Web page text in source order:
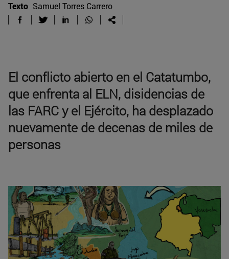
Texto Samuel Torres Carrero
El conflicto abierto en el Catatumbo,
que enfrenta al ELN, disidencias de
las FARC y el Ejército, ha desplazado
nuevamente de decenas de miles de
personas